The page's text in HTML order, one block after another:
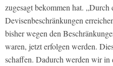
zugesagt bekommen hat.
Devisenbeschränkungen
bisher wegen den
waren, jetzt erfolgen werden.
schaffen. Dadurch werden wir in